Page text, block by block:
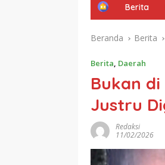
H
e
Berita
Beranda Berita
Berita, Daerah
‎Bukan di
Justru
Redaksi
11/02/2026